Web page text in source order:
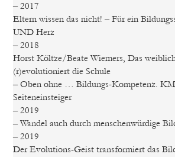
– 2017
Eltern wissen das nicht! – Für ein
UND Herz
– 2018
Horst Költze/Beate Wiemers, Das
(r)evolutioniert die Schule
– Oben ohne … Bildungs-Kompetenz.
Seiteneinsteiger
– 2019
– Wandel auch durch menschenwürdige
– 2019
Der Evolutions-Geist transformiert das